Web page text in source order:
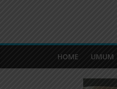
HOME UMUM